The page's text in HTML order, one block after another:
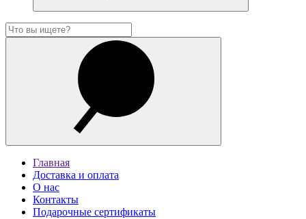
Главная
Доставка и оплата
О нас
Контакты
Подарочные сертификаты